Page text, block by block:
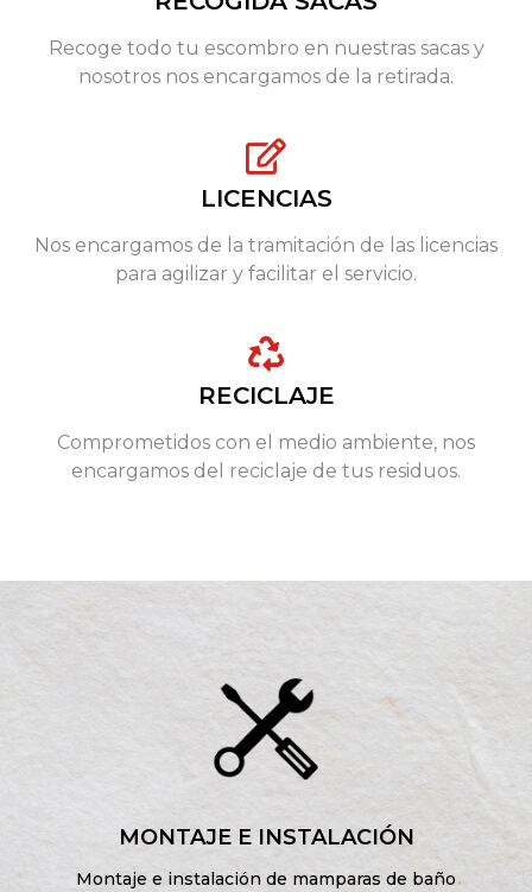
Recoge todo tu escombro en nuestras sacas y
nosotros nos encargamos de la retirada.
LICENCIAS
Nos encargamos de la tramitación de las licencias
para agilizar y facilitar el servicio.
RECICLAJE
Comprometidos con el medio ambiente, nos
encargamos del reciclaje de tus residuos.
MONTAJE E INSTALACIÓN
Montaje e instalación de mamparas de baño